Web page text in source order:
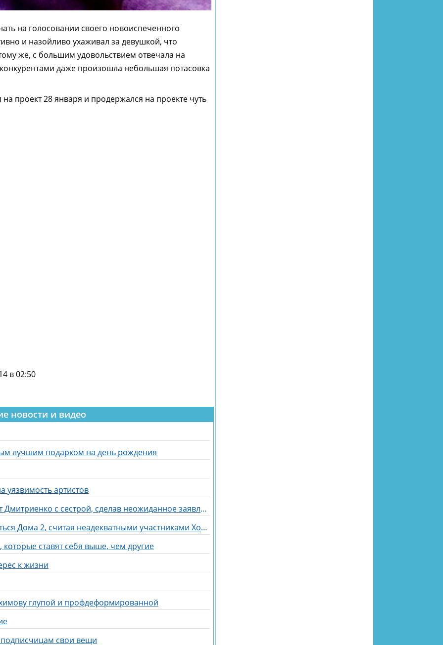
на голосовании своего новоиспеченного
и назойливо ухаживал за девушкой, что
же, с большим удовольствием отвечала на
даже произошла небольшая потасовка
проект 28 января и продержался на проекте чуть
в 02:50
новости и видео
лучшим подарком на день рождения
уязвимость артистов
Линочка Ли отреагировала на дуэт Дмитриенко с сестрой, сделав неожиданное заявление
Галина Маковская надеется вернуться Дома 2, считая неадекватными участниками Хорошева, Адеева и Рахимову
ставят себя выше, чем другие
к жизни
глупой и профдеформированной
свои вещи